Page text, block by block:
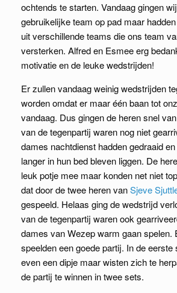
ochtends te starten. Vandaag gingen
gebruikelijke team op pad maar
uit verschillende teams die ons team
versterken. Alfred en Esmee erg
motivatie en de leuke wedstrijden!
Er zullen vandaag weinig wedstrijden
worden omdat er maar één baan tot
vandaag. Dus gingen de heren snel
van de tegenpartij waren nog niet
dames nachtdienst hadden gedraaid
langer in hun bed bleven liggen. De
leuk potje mee maar konden net niet
dat door de twee heren vanSjeve
gespeeld. Helaas ging de wedstrijd
van de tegenpartij waren ook
dames van Wezep warm gaan spelen.
speelden een goede partij. In de eerste
even een dipje maar wisten zich te
de partij te winnen in twee sets.